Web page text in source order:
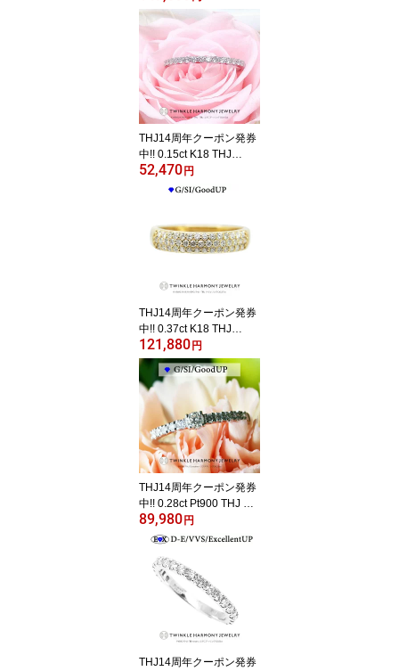
ートネックレス D0.5ct
ハート パヴェ 高品質SI
クラス以上 ネックレス
プレゼント ベネチアンチ
ェーン あずきチェーン
THJ14周年クーポン発券
中!! 0.15ct K18 THJ
「美」エタニティリング
D0.15ct 高品質SIクラス
プレゼント 指輪
52,470 円
THJ14周年クーポン発券
中!! 0.37ct K18 THJ
「美」パヴェリング D0.
37ct パヴェ pave 高品質
SIクラス以上 43石 18金
18k イエローゴールド ホ
ワイトゴールド ピンクゴ
ールド ファランジリング
プレゼント 指輪
121,880 円
THJ14周年クーポン発券
中!! 0.28ct Pt900 THJ So
natine(ソナチネ) リング
D0.28ct 高品質SIクラス
一粒ダイヤ プレゼント
89,980 円
THJ14周年クーポン発券